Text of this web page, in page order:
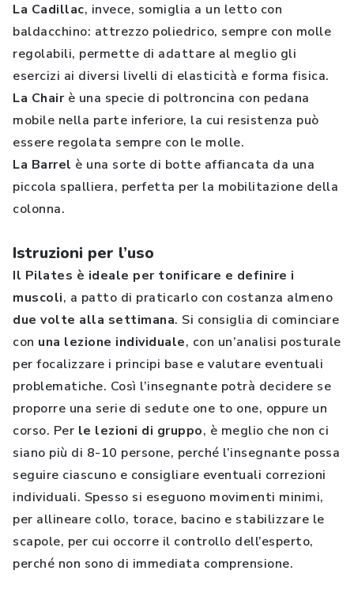
La Cadillac, invece, somiglia a un letto con
baldacchino: attrezzo poliedrico, sempre con molle
regolabili, permette di adattare al meglio gli
esercizi ai diversi livelli di elasticità e forma fisica.
La Chairè una specie di poltroncina con pedana
mobile nella parte inferiore, la cui resistenza può
essere regolata sempre con le molle.
La Barrel è una sorte di botte affiancata da una
piccola spalliera, perfetta per la mobilitazione della
colonna.
Istruzioni per l’uso
Il Pilates è ideale per tonificare e definire i
muscoli, a patto di praticarlo con costanza almeno
due volte alla settimana. Si consiglia di cominciare
con una lezione individuale, con un’analisi posturale
per focalizzare i principi base e valutare eventuali
problematiche. Così l’insegnante potrà decidere se
proporre una serie di sedute one to one, oppure un
corso. Per le lezioni di gruppo, è meglio che non ci
siano più di 8-10 persone, perché l’insegnante possa
seguire ciascuno e consigliare eventuali correzioni
individuali. Spesso si eseguono movimenti minimi,
per allineare collo, torace, bacino e stabilizzare le
scapole, per cui occorre il controllo dell’esperto,
perché non sono di immediata comprensione.